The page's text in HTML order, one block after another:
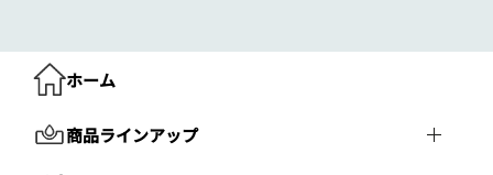
ホーム
商品ラインアップ